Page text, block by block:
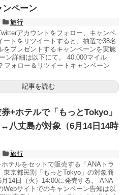
ペーン
旅行
アカウントをフォロー、キャンペ
ートをリツイートすると、抽選で38名
をプレゼントするキャンペーンを実施
ン詳細は以下にて。 40,000マイル
フォロー＆リツイートキャンペーン
記事を読む
+ホテルで「もっとTokyo」
八丈島が対象（6月14日14時
旅行
テルをセットで販売する「ANAトラ
東京都民割「もっとTokyo」の対象商
14日（火）14:00に発売する。 ANA
Webサイトでのキャンペーン告知は以